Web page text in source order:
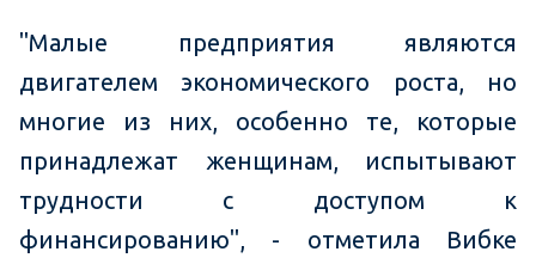
"Малые предприятия являются
двигателем экономического роста, но
многие из них, особенно те, которые
принадлежат женщинам, испытывают
трудности с доступом к
финансированию", - отметила Вибке